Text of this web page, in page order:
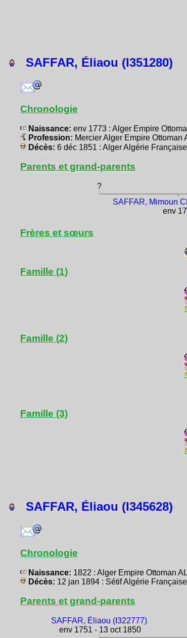
SAFFAR, Éliaou (I351280)
Chronologie
Naissance: env 1773 : Alger Empire
Profession: Mercier Alger Empire Ottoman
Décès: 6 déc 1851 : Alger Algérie
Parents et grand-parents
?
SAFFAR, Mimoun
env
Frères et sœurs
Famille (1)
Famille (2)
Famille (3)
SAFFAR, Éliaou (I345628)
Chronologie
Naissance: 1822 : Alger Empire Ottoman
Décès: 12 jan 1894 : Sétif Algérie
Parents et grand-parents
SAFFAR, Éliaou (I322777)
env 1751 - 13 oct 1850